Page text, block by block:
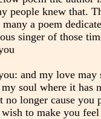
people knew that.
a poem
singer of those
and my love may
soul where it has
no longer cause you
to make you feel